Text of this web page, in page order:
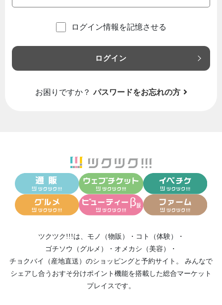
ログイン情報を記憶させる
ログイン
お困りですか？ パスワードをお忘れの方
ツクツク!!!は、 モノ（物販） ・ コト（体験）
・
ゴチソウ（グルメ）
・ オメカシ（美容）
・
チョクバイ（産地直送） のショッピングと予約サイト。
みんなで
シェアし合う おすそ分けポイント機能を搭載した総合マーケット
プレイスです。